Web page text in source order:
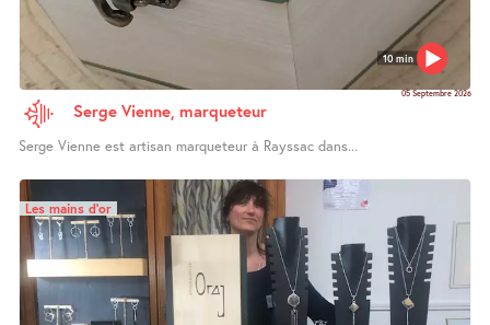
10 min
05 Septembre 2026
Serge Vienne, marqueteur
Serge Vienne est artisan marqueteur à Rayssac dans...
Les mains d’or